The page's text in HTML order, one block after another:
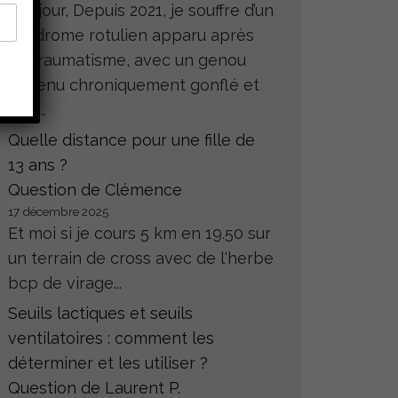
Bonjour, Depuis 2021, je souffre d’un
syndrome rotulien apparu après
un traumatisme, avec un genou
devenu chroniquement gonflé et
très...
Quelle distance pour une fille de
13 ans ?
Question de Clémence
17 décembre 2025
Et moi si je cours 5 km en 19.50 sur
un terrain de cross avec de l'herbe
bcp de virage...
Seuils lactiques et seuils
ventilatoires : comment les
déterminer et les utiliser ?
Question de Laurent P.